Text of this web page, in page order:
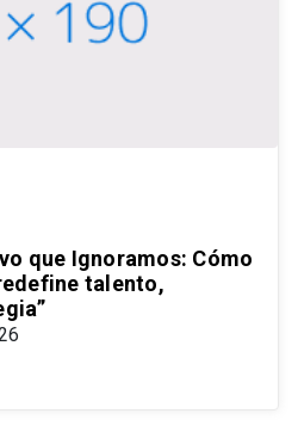
que Ignoramos: Cómo
talento,